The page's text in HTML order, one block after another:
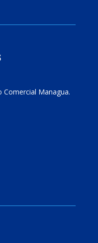
Managua.